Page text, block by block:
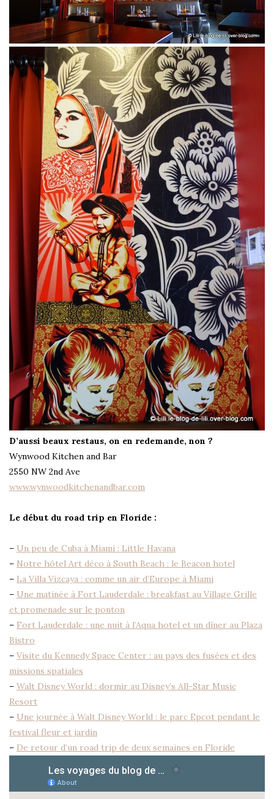
D’aussi beaux restaus, on en redemande, non ?
Wynwood Kitchen and Bar
2550 NW 2nd Ave
www.wynwoodkitchenandbar.com
Le début du road trip en Floride :
– Un peu de Cuba à Miami : Little Havana
– Notre hôtel Art déco à South Beach : le Beacon hotel
– La Villa Vizcaya : comme un air d’Europe à Miami
– Une matinée à Fort Lauderdale : breakfast au Village Grille
et promenade sur le ponton
– Fort Lauderdale : une nuit à l’Aqua hotel et un dîner au Plaza
Bistro
– Visite du Kennedy Space Center : au pays des fusées et des
missions spatiales
– Walt Disney World : dormir au Disney’s All-Star Music
Resort
– Une journée à Walt Disney World : le parc Epcot pendant le
festival fleur et jardin
– De retour d’un road trip de deux semaines en Floride